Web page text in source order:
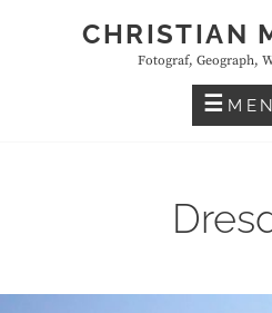
CHRISTIAN
Fotograf, Geograph,